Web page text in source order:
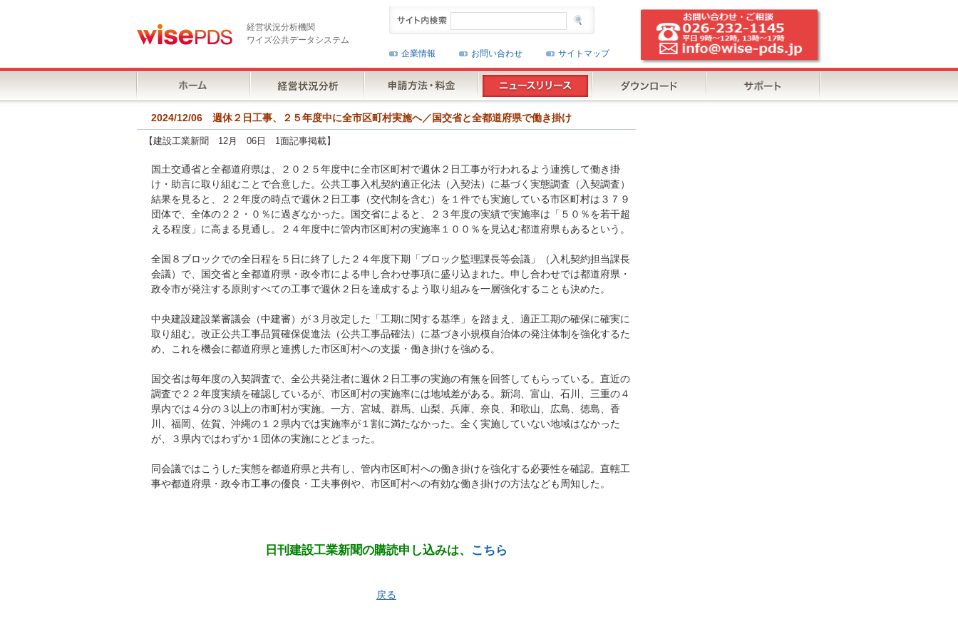
経営状況分析機関
ワイズ公共データシステム
企業情報
お問い合わせ サイトマップ
2024/12/06 週休２日工事、２５年度中に全市区町村実施へ／国交省と全都道府県で働き掛け
【建設工業新聞 12月 06日 1面記事掲載】
国土交通省と全都道府県は、２０２５年度中に全市区町村で週休２日工事が行われるよう連携して働き掛
け・助言に取り組むことで合意した。公共工事入札契約適正化法（入契法）に基づく実態調査（入契調査）
結果を見ると、２２年度の時点で週休２日工事（交代制を含む）を１件でも実施している市区町村は３７９
団体で、全体の２２・０％に過ぎなかった。国交省によると、２３年度の実績で実施率は「５０％を若干超
える程度」に高まる見通し。２４年度中に管内市区町村の実施率１００％を見込む都道府県もあるという。
全国８ブロックでの全日程を５日に終了した２４年度下期「ブロック監理課長等会議」（入札契約担当課長
会議）で、国交省と全都道府県・政令市による申し合わせ事項に盛り込まれた。申し合わせでは都道府県・
政令市が発注する原則すべての工事で週休２日を達成するよう取り組みを一層強化することも決めた。
中央建設建設業審議会（中建審）が３月改定した「工期に関する基準」を踏まえ、適正工期の確保に確実に
取り組む。改正公共工事品質確保促進法（公共工事品確法）に基づき小規模自治体の発注体制を強化するた
め、これを機会に都道府県と連携した市区町村への支援・働き掛けを強める。
国交省は毎年度の入契調査で、全公共発注者に週休２日工事の実施の有無を回答してもらっている。直近の
調査で２２年度実績を確認しているが、市区町村の実施率には地域差がある。新潟、富山、石川、三重の４
県内では４分の３以上の市町村が実施。一方、宮城、群馬、山梨、兵庫、奈良、和歌山、広島、徳島、香
川、福岡、佐賀、沖縄の１２県内では実施率が１割に満たなかった。全く実施していない地域はなかった
が、３県内ではわずか１団体の実施にとどまった。
同会議ではこうした実態を都道府県と共有し、管内市区町村への働き掛けを強化する必要性を確認。直轄工
事や都道府県・政令市工事の優良・工夫事例や、市区町村への有効な働き掛けの方法なども周知した。
日刊建設工業新聞の購読申し込みは、 こちら
戻る